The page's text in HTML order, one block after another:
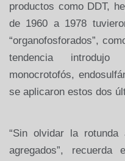
productos como DDT,
de 1960 a 1978
“organofosforados”,
tendencia
monocrotofós,
se aplicaron estos dos
“Sin olvidar la rotunda
agregados”, recuerda